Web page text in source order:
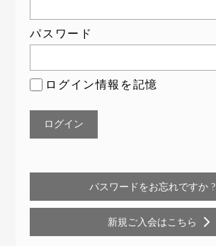
パスワード
ログイン情報を記憶
パスワードをお忘れですか ?
新規ご入会はこちら